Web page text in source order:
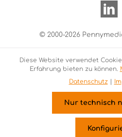
© 2000-2026
Diese Website verwendet
Erfahrung bieten zu können.
Datenschutz|
Nur technisch